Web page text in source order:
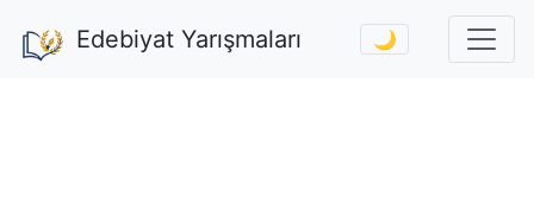
Edebiyat Yarışmaları 🌙